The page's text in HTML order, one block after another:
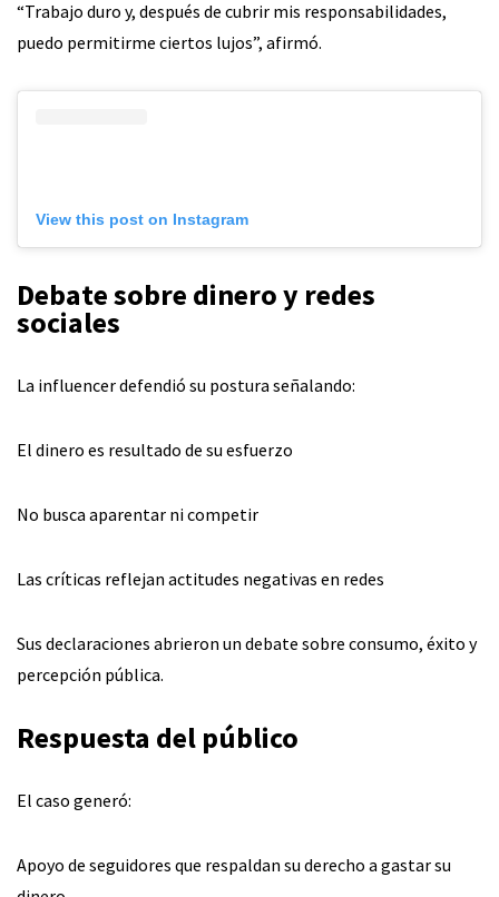
“Trabajo duro y, después de cubrir mis responsabilidades,
puedo permitirme ciertos lujos”, afirmó.
View this post on Instagram
Debate sobre dinero y redes
sociales
La influencer defendió su postura señalando:
El dinero es resultado de su esfuerzo
No busca aparentar ni competir
Las críticas reflejan actitudes negativas en redes
Sus declaraciones abrieron un debate sobre consumo, éxito y
percepción pública.
Respuesta del público
El caso generó:
Apoyo de seguidores que respaldan su derecho a gastar su